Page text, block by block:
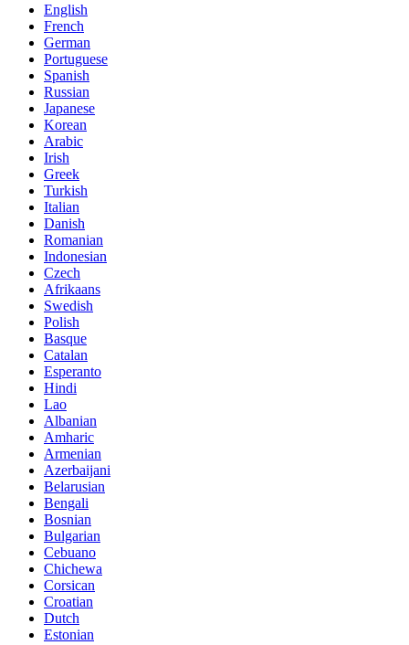
English
French
German
Portuguese
Spanish
Russian
Japanese
Korean
Arabic
Irish
Greek
Turkish
Italian
Danish
Romanian
Indonesian
Czech
Afrikaans
Swedish
Polish
Basque
Catalan
Esperanto
Hindi
Lao
Albanian
Amharic
Armenian
Azerbaijani
Belarusian
Bengali
Bosnian
Bulgarian
Cebuano
Chichewa
Corsican
Croatian
Dutch
Estonian